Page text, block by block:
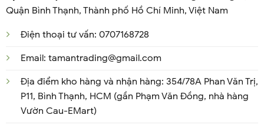
Quận Bình Thạnh, Thành phố Hồ Chí Minh, Việt Nam
Điện thoại tư vấn: 0707168728
Email: tamantrading@gmail.com
Địa điểm kho hàng và nhận hàng: 354/78A Phan Văn Trị,
P11, Bình Thạnh, HCM (gần Phạm Văn Đồng, nhà hàng
Vườn Cau-EMart)